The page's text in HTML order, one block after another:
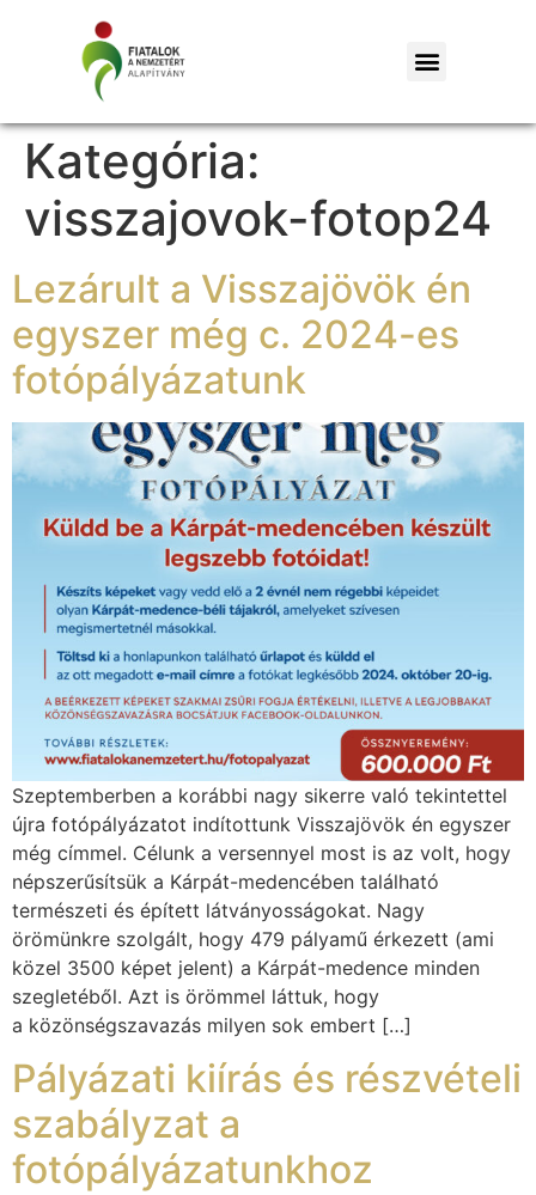
Kategória:
visszajovok-fotop24
Lezárult a Visszajövök én
egyszer még c. 2024-es
fotópályázatunk
Szeptemberben a korábbi nagy sikerre való tekintettel
újra fotópályázatot indítottunk Visszajövök én egyszer
még címmel. Célunk a versennyel most is az volt, hogy
népszerűsítsük a Kárpát-medencében található
természeti és épített látványosságokat. Nagy
örömünkre szolgált, hogy 479 pályamű érkezett (ami
közel 3500 képet jelent) a Kárpát-medence minden
szegletéből. Azt is örömmel láttuk, hogy
a közönségszavazás milyen sok embert […]
Pályázati kiírás és részvételi
szabályzat a
fotópályázatunkhoz